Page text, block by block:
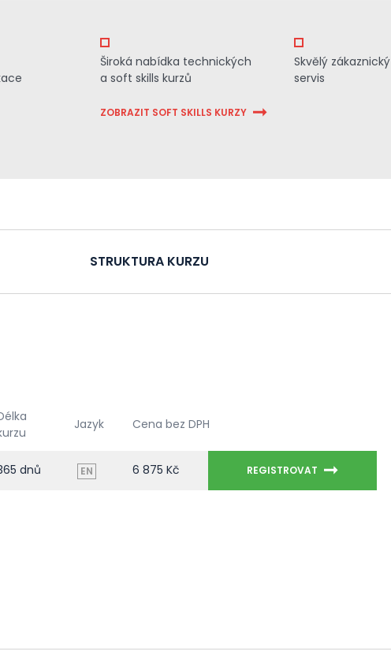
Široká nabídka technických
a soft skills kurzů
ZOBRAZIT SOFT SKILLS KURZY
Skvělý zákaznický
servis
STRUKTURA KURZU
Jazyk Cena bez DPH
dnů EN 6 875 Kč REGISTROVAT